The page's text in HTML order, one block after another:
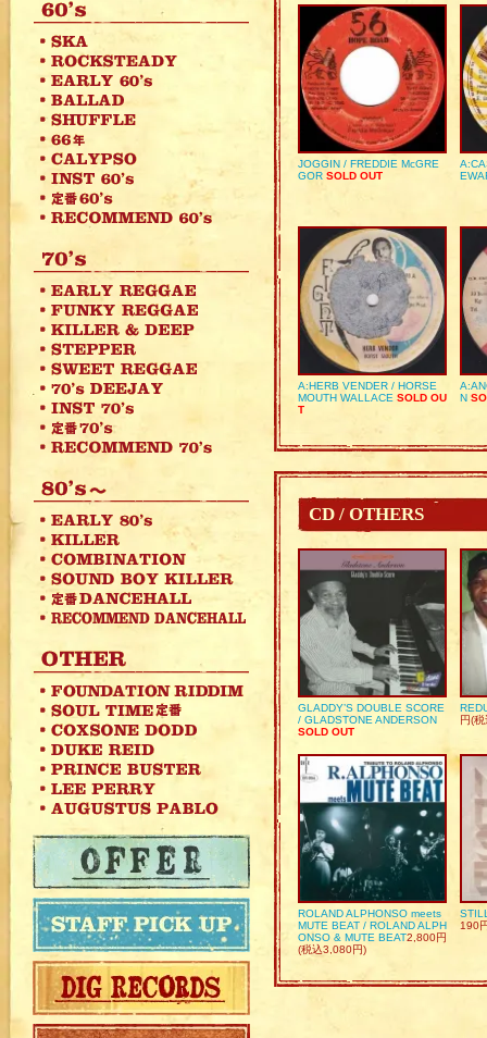
JOGGIN / FREDDIE McGRE
GOR SOLD OUT
A:HERB VENDER / HORSE
MOUTH WALLACE SOLD OU
T
N
CD / OTHERS
GLADDY’S DOUBLE SCORE
/ GLADSTONE ANDERSON
SOLD OUT
円(
ROLAND ALPHONSO meets
MUTE BEAT / ROLAND ALPH
ONSO & MUTE BEAT2,800円
(税込3,080円)
190